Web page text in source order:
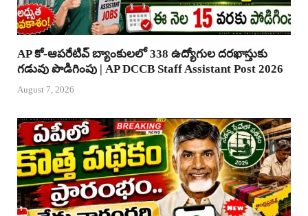
AP కో-ఆపరేటివ్ బ్యాంకులలో 338 ఉద్యోగుల దరఖాస్తుకు
గడువు పొడిగింపు | AP DCCB Staff Assistant Post 2026
August 7, 2026